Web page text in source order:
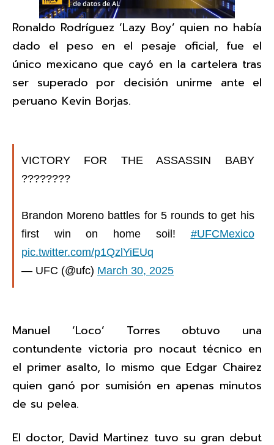
Ronaldo Rodríguez ‘Lazy Boy’ quien no había
dado el peso en el pesaje oficial, fue el
único mexicano que cayó en la cartelera tras
ser superado por decisión unirme ante el
peruano Kevin Borjas.
VICTORY FOR THE ASSASSIN BABY
????????
Brandon Moreno battles for 5 rounds to get his
first win on home soil! #UFCMexico
pic.twitter.com/p1QzlYiEUq
— UFC (@ufc) March 30, 2025
Manuel ‘Loco’ Torres obtuvo una
contundente victoria pro nocaut técnico en
el primer asalto, lo mismo que Edgar Chairez
quien ganó por sumisión en apenas minutos
de su pelea.
El doctor, David Martinez tuvo su gran debut